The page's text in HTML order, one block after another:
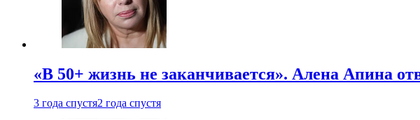
«В 50+ жизнь не заканчивается». Алена Апина
3 года спустя2 года спустя